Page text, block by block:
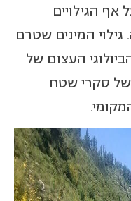
הגילויים
המינים שטרם
העצום של
סקרי שטח